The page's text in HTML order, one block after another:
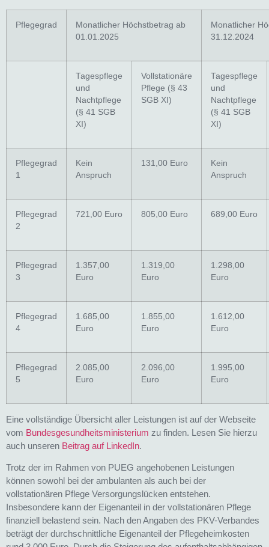
Pflegegrad
Monatlicher Höchstbetrag ab
01.01.2025
Monatlicher
31.12.2024
Tagespflege
und
Nachtpflege
(§ 41 SGB
XI)
Vollstationäre
Pflege (§ 43
SGB XI)
Tagespflege
und
Nachtpflege
(§ 41 SGB
XI)
Pflegegrad
1
Kein
Anspruch
131,00 Euro
Kein
Anspruch
Pflegegrad
2
721,00 Euro 805,00 Euro 689,00 Euro
Pflegegrad
3
1.357,00
Euro
1.319,00
Euro
1.298,00
Euro
Pflegegrad
4
1.685,00
Euro
1.855,00
Euro
1.612,00
Euro
Pflegegrad
5
2.085,00
Euro
2.096,00
Euro
1.995,00
Euro
Eine vollständige Übersicht aller Leistungen ist auf der Webseite
vom Bundesgesundheitsministerium zu finden. Lesen Sie hierzu
auch unseren Beitrag auf LinkedIn.
Trotz der im Rahmen von PUEG angehobenen Leistungen
können sowohl bei der ambulanten als auch bei der
vollstationären Pflege Versorgungslücken entstehen.
Insbesondere kann der Eigenanteil in der vollstationären Pflege
finanziell belastend sein. Nach den Angaben des PKV-Verbandes
beträgt der durchschnittliche Eigenanteil der Pflegeheimkosten